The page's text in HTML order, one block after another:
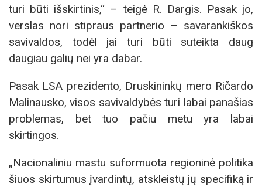
turi būti išskirtinis,“ – teigė R. Dargis. Pasak jo,
verslas nori stipraus partnerio – savarankiškos
savivaldos, todėl jai turi būti suteikta daug
daugiau galių nei yra dabar.
Pasak LSA prezidento, Druskininkų mero Ričardo
Malinausko, visos savivaldybės turi labai panašias
problemas, bet tuo pačiu metu yra labai
skirtingos.
„Nacionaliniu mastu suformuota regioninė politika
šiuos skirtumus įvardintų, atskleistų jų specifiką ir